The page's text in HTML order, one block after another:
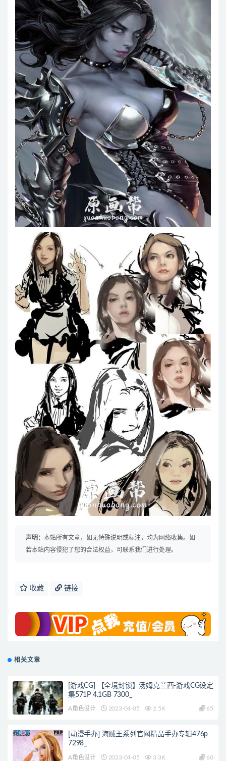
声明： 本站所有文章，如无特殊说明或标注，均为网络收集。如
若本站内容侵犯了您的合法权益，可联系我们进行处理。
收藏 链接
相关文章
[游戏CG] 【全境封锁】汤姆克兰西-游戏CG设定
集571P 4.1GB 7300_
A角色设计 2023-04-05 2.5K 65
[动漫手办] 海贼王系列官网精品手办专辑476p
7298_
A角色设计 2023-04-05 3.3K 60